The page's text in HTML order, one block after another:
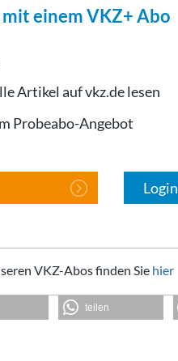
einem VKZ+ Abo
Artikel auf vkz.de lesen
Probeabo-Angebot
Login
VKZ-Abos finden Sie hier
teilen